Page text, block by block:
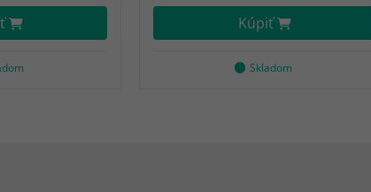
Kúpiť
Skladom